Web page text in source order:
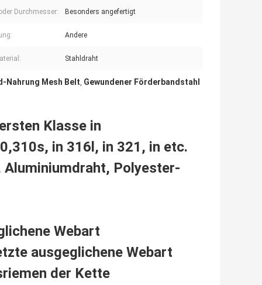
Durchmesser: Besonders angefertigt
Andere
Stahldraht
Nahrung Mesh Belt, Gewundener Förderbandstahl
Klasse in
in 316l, in 321, in etc.
Polyester-
Webart
ausgeglichene Webart
der Kette